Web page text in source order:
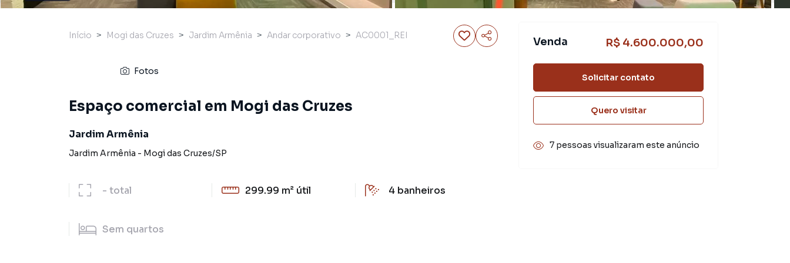
Início Mogi das Cruzes Jardim Armênia Andar corporativo AC0001_REI
Fotos
Espaço comercial em Mogi das Cruzes
Jardim Armênia
Jardim Armênia - Mogi das Cruzes/SP
- total 299.99 m² útil 4 banheiros
Sem quartos
Venda R$ 4.600.000,00
Solicitar contato
Quero visitar
7 pessoas visualizaram este anúncio